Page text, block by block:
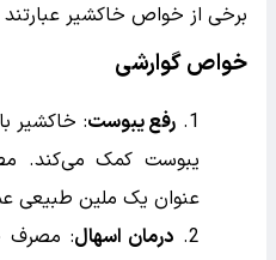
برخی از خواص خاکشیر عبارتند
خواص گوارشی
رفع یبوست: خاکشیر
یبوست کمک می‌کند.
عنوان یک ملین طبیعی
درمان اسهال: مصرف